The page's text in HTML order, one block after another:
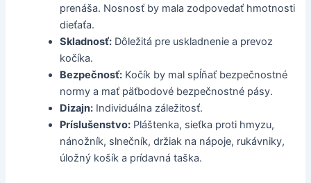
prenáša. Nosnosť by mala zodpovedať hmotnosti
dieťaťa.
Skladnosť: Dôležitá pre uskladnenie a prevoz
kočíka.
Bezpečnosť: Kočík by mal spĺňať bezpečnostné
normy a mať päťbodové bezpečnostné pásy.
Dizajn: Individuálna záležitosť.
Príslušenstvo: Pláštenka, sieťka proti hmyzu,
nánožník, slnečník, držiak na nápoje, rukávniky,
úložný košík a prídavná taška.